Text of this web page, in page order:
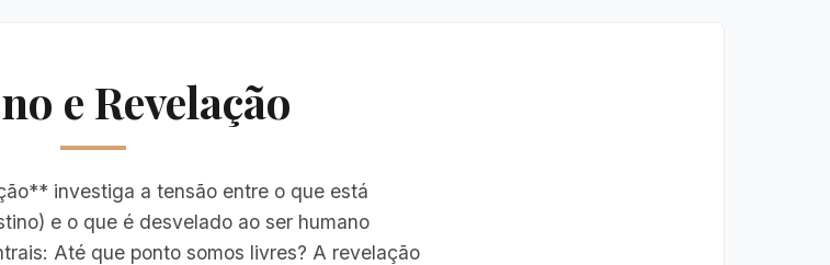
e Revelação
investiga a tensão entre o que está
e o que é desvelado ao ser humano
Até que ponto somos livres? A revelação